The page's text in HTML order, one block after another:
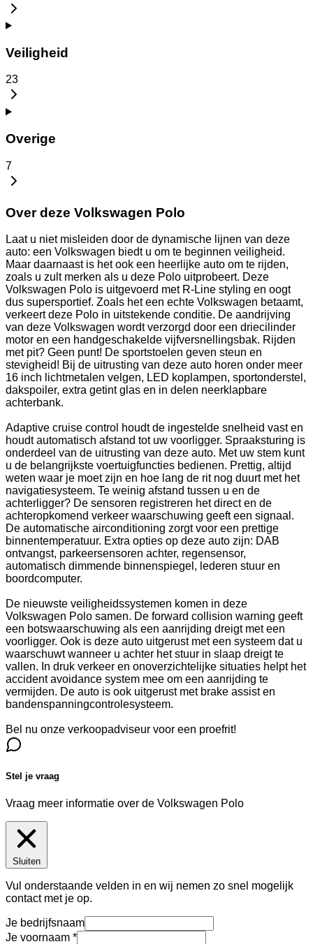
Veiligheid
23
Overige
7
Over deze Volkswagen Polo
Laat u niet misleiden door de dynamische lijnen van deze
auto: een Volkswagen biedt u om te beginnen veiligheid.
Maar daarnaast is het ook een heerlijke auto om te rijden,
zoals u zult merken als u deze Polo uitprobeert. Deze
Volkswagen Polo is uitgevoerd met R-Line styling en oogt
dus supersportief. Zoals het een echte Volkswagen betaamt,
verkeert deze Polo in uitstekende conditie. De aandrijving
van deze Volkswagen wordt verzorgd door een driecilinder
motor en een handgeschakelde vijfversnellingsbak. Rijden
met pit? Geen punt! De sportstoelen geven steun en
stevigheid! Bij de uitrusting van deze auto horen onder meer
16 inch lichtmetalen velgen, LED koplampen, sportonderstel,
dakspoiler, extra getint glas en in delen neerklapbare
achterbank.
Adaptive cruise control houdt de ingestelde snelheid vast en
houdt automatisch afstand tot uw voorligger. Spraaksturing is
onderdeel van de uitrusting van deze auto. Met uw stem kunt
u de belangrijkste voertuigfuncties bedienen. Prettig, altijd
weten waar je moet zijn en hoe lang de rit nog duurt met het
navigatiesysteem. Te weinig afstand tussen u en de
achterligger? De sensoren registreren het direct en de
achteropkomend verkeer waarschuwing geeft een signaal.
De automatische airconditioning zorgt voor een prettige
binnentemperatuur. Extra opties op deze auto zijn: DAB
ontvangst, parkeersensoren achter, regensensor,
automatisch dimmende binnenspiegel, lederen stuur en
boordcomputer.
De nieuwste veiligheidssystemen komen in deze
Volkswagen Polo samen. De forward collision warning geeft
een botswaarschuwing als een aanrijding dreigt met een
voorligger. Ook is deze auto uitgerust met een systeem dat u
waarschuwt wanneer u achter het stuur in slaap dreigt te
vallen. In druk verkeer en onoverzichtelijke situaties helpt het
accident avoidance system mee om een aanrijding te
vermijden. De auto is ook uitgerust met brake assist en
bandenspanningcontrolesysteem.
Bel nu onze verkoopadviseur voor een proefrit!
Stel je vraag
Vraag meer informatie over de Volkswagen Polo
Sluiten
Vul onderstaande velden in en wij nemen zo snel mogelijk
contact met je op.
Je bedrijfsnaam
Je voornaam